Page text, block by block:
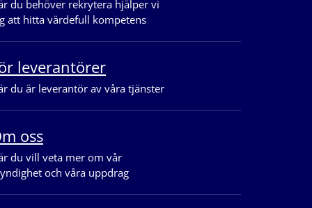
du behöver rekrytera hjälper vi
att hitta värdefull kompetens
leverantörer
du är leverantör av våra tjänster
oss
du vill veta mer om vår
och våra uppdrag